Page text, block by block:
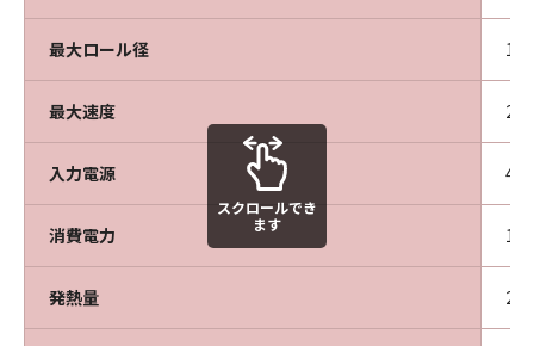
最大ロール径
最大速度
入力電源
消費電力
発熱量
スクロールでき
ます